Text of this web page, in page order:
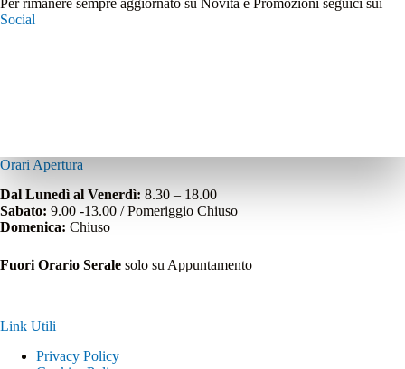
Social
Orari Apertura
Dal Lunedì al Venerdì: 8.30 – 18.00
Sabato: 9.00 -13.00 / Pomeriggio Chiuso
Domenica: Chiuso
Fuori Orario Serale solo su Appuntamento
Link Utili
Privacy Policy